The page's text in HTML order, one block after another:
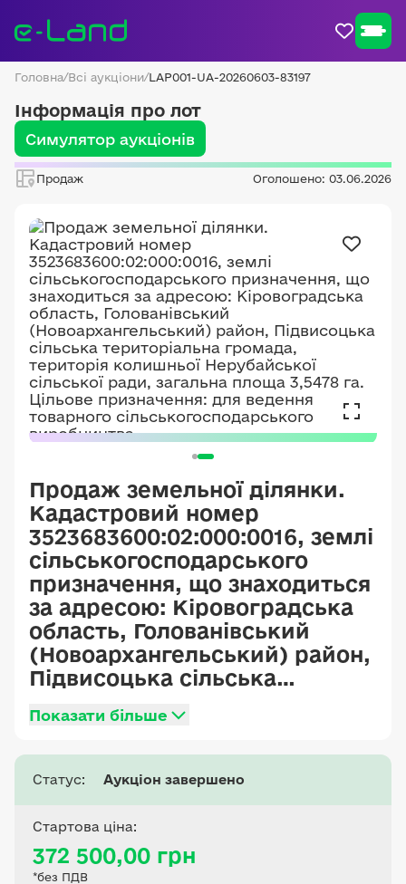
Головна/Всі аукціони/LAP001-UA-20260603-83197
Інформація про лот
Симулятор аукціонів
Продаж Оголошено: 03.06.2026
Продаж земельної ділянки.
Кадастровий номер
3523683600:02:000:0016, землі
сільськогосподарського
призначення, що знаходиться
за адресою: Кіровоградська
область, Голованівський
(Новоархангельський) район,
Підвисоцька сільська
територія колишньої
загальна площа 3,5478 га.
Цільове призначення: для
ведення товарного
сільськогосподарського
виробництва.
Показати більше
Статус: Аукціон завершено
Стартова ціна:
372 500,00 грн
*без ПДВ